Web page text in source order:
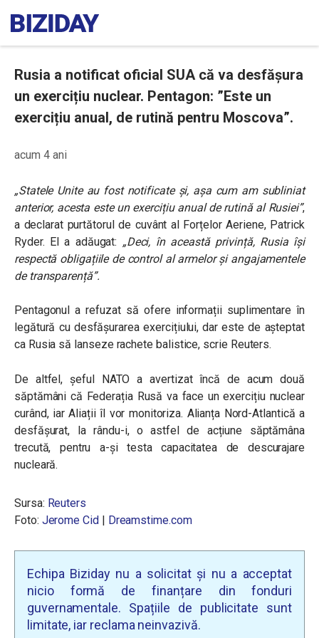
Rusia a notificat oficial SUA că va desfășura
un exercițiu nuclear. Pentagon: ”Este un
exercițiu anual, de rutină pentru Moscova”.
acum 4 ani
„Statele Unite au fost notificate și, așa cum am subliniat
anterior, acesta este un exercițiu anual de rutină al Rusiei”,
a declarat purtătorul de cuvânt al Forțelor Aeriene, Patrick
Ryder. El a adăugat: „Deci, în această privință, Rusia își
respectă obligațiile de control al armelor și angajamentele
de transparență”.
Pentagonul a refuzat să ofere informații suplimentare în
legătură cu desfășurarea exercițiului, dar este de așteptat
ca Rusia să lanseze rachete balistice, scrie Reuters.
De altfel, șeful NATO a avertizat încă de acum două
săptămâni că Federația Rusă va face un exercițiu nuclear
curând, iar Aliații îl vor monitoriza. Alianța Nord-Atlantică a
desfășurat, la rându-i, o astfel de acțiune săptămâna
trecută, pentru a-și testa capacitatea de descurajare
nucleară.
Sursa: Reuters
Foto: Jerome Cid | Dreamstime.com
Echipa Biziday nu a solicitat și nu a acceptat
nicio formă de finanțare din fonduri
guvernamentale. Spațiile de publicitate sunt
limitate, iar reclama neinvazivă.